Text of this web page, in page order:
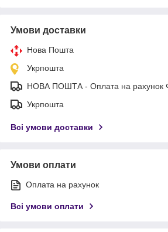
Умови доставки
Нова Пошта
Укрпошта
НОВА ПОШТА - Оплата на рахунок
Укрпошта
Всі умови доставки
Умови оплати
Оплата на рахунок
Всі умови оплати